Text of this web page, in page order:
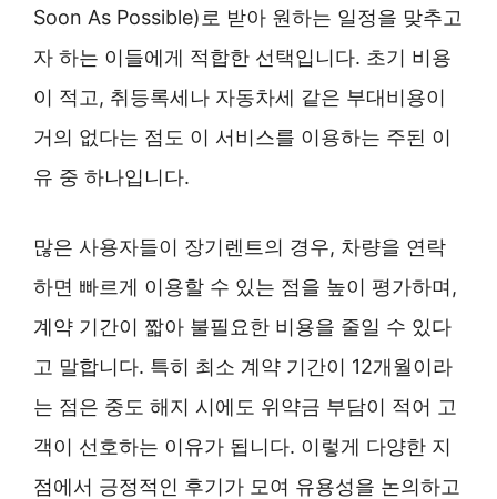
Soon As Possible)로 받아 원하는 일정을 맞추고
자 하는 이들에게 적합한 선택입니다. 초기 비용
이 적고, 취등록세나 자동차세 같은 부대비용이
거의 없다는 점도 이 서비스를 이용하는 주된 이
유 중 하나입니다.
많은 사용자들이 장기렌트의 경우, 차량을 연락
하면 빠르게 이용할 수 있는 점을 높이 평가하며,
계약 기간이 짧아 불필요한 비용을 줄일 수 있다
고 말합니다. 특히 최소 계약 기간이 12개월이라
는 점은 중도 해지 시에도 위약금 부담이 적어 고
객이 선호하는 이유가 됩니다. 이렇게 다양한 지
점에서 긍정적인 후기가 모여 유용성을 논의하고